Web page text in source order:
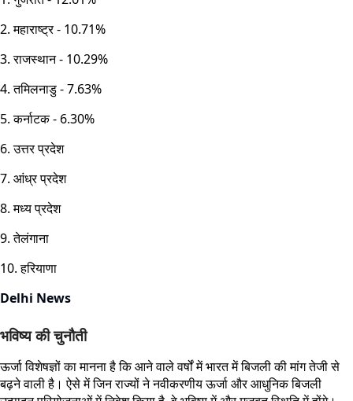
2. महाराष्ट्र - 10.71%
3. राजस्थान - 10.29%
4. तमिलनाडु - 7.63%
5. कर्नाटक - 6.30%
6. उत्तर प्रदेश
7. आंध्र प्रदेश
8. मध्य प्रदेश
9. तेलंगाना
10. हरियाणा
Delhi News
भविष्य की चुनौती
ऊर्जा विशेषज्ञों का मानना है कि आने वाले वर्षों में भारत में बिजली की मांग तेजी से
बढ़ने वाली है। ऐसे में जिन राज्यों ने नवीकरणीय ऊर्जा और आधुनिक बिजली